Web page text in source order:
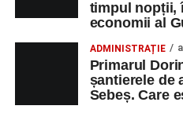
președintele Asociației
Transylvania Fest va
septembrie 2026, la
Intrarea este liberă pe
Accident rutier la
Regelui. Intervin
Biciclist de 70 de ani,
produs pe strada
timpul nopții,
economii al
ADMINISTRAȚIE
Primarul
șantierele de
Sebeș. Care